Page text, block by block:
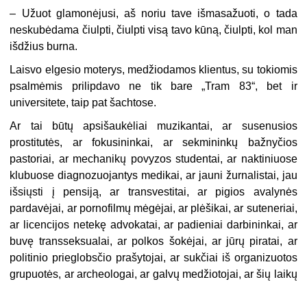
– Užuot glamonėjusi, aš noriu tave išmasažuoti, o tada
neskubėdama čiulpti, čiulpti visą tavo kūną, čiulpti, kol man
išdžius burna.
Laisvo elgesio moterys, medžiodamos klientus, su tokiomis
psalmėmis prilipdavo ne tik bare „Tram 83“, bet ir
universitete, taip pat šachtose.
Ar tai būtų apsišaukėliai muzikantai, ar susenusios
prostitutės, ar fokusininkai, ar sekmininkų bažnyčios
pastoriai, ar mechanikų povyzos studentai, ar naktiniuose
klubuose diagnozuojantys medikai, ar jauni žurnalistai, jau
išsiųsti į pensiją, ar transvestitai, ar pigios avalynės
pardavėjai, ar pornofilmų mėgėjai, ar plėšikai, ar suteneriai,
ar licencijos netekę advokatai, ar padieniai darbininkai, ar
buvę transseksualai, ar polkos šokėjai, ar jūrų piratai, ar
politinio prieglobsčio prašytojai, ar sukčiai iš organizuotos
grupuotės, ar archeologai, ar galvų medžiotojai, ar šių laikų